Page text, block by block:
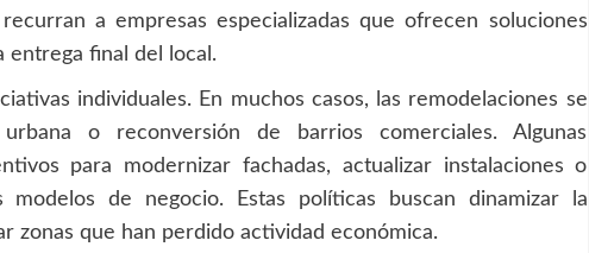
a empresas especializadas que ofrecen soluciones
entrega final del local.
individuales. En muchos casos, las remodelaciones se
o reconversión de barrios comerciales. Algunas
para modernizar fachadas, actualizar instalaciones o
modelos de negocio. Estas políticas buscan dinamizar la
zonas que han perdido actividad económica.